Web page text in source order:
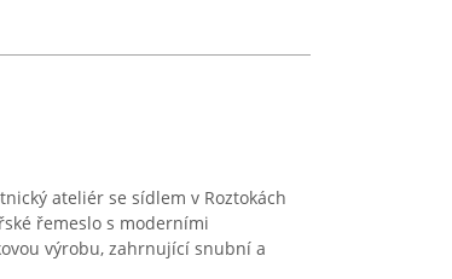
ateliér se sídlem v Roztokách
řemeslo s moderními
výrobu, zahrnující snubní a